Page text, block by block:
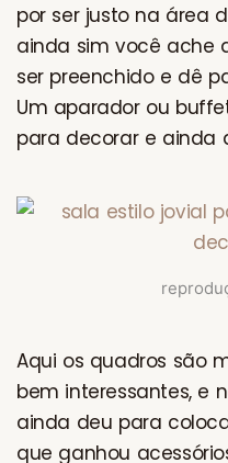
por ser justo na área
ainda sim você ache
ser preenchido e dê
Um aparador ou
para decorar e ainda
Aqui os quadros são
bem interessantes, e
ainda deu para
que ganhou